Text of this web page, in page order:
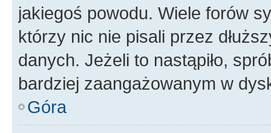
jakiegoś powodu. Wiele forów
którzy nic nie pisali przez
danych. Jeżeli to nastąpiło,
bardziej zaangażowanym w
Góra